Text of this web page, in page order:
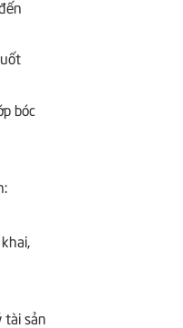
bóc
khai,
tài sản